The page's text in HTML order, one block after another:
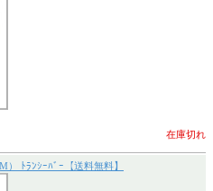
在庫切れ
ﾄﾗﾝｼｰﾊﾞｰ【送料無料】